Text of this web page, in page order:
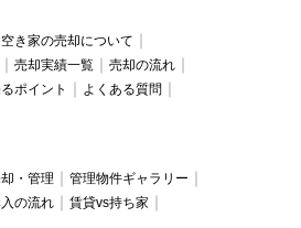
空き家の売却について
売却実績一覧
売却の流れ
ポイント
よくある質問
・管理
管理物件ギャラリー
の流れ
賃貸vs持ち家